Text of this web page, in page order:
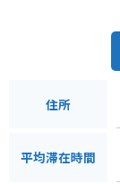
住所
平均滞在時間